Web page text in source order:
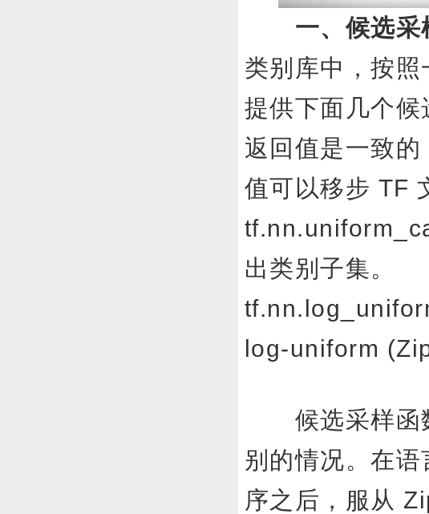
一、候选采
类别库中，按
提供下面几个
返回值是一致
值可以移步
出类别子集
log-uniform
候选采样函
别的情况。在
序之后，服从